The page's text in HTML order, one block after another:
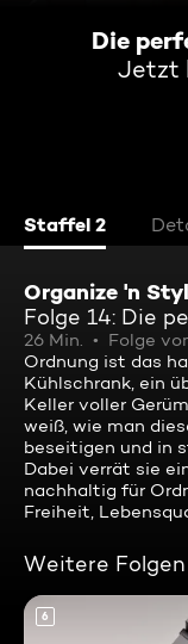
Die
Jetzt
Staffel 2
Organize 'n
Folge 14: Die
26 Min. Folge
Ordnung ist das
Kühlschrank, ein
Keller voller
weiß, wie man
beseitigen und in
Dabei verrät sie
nachhaltig für
Freiheit,
Weitere
6